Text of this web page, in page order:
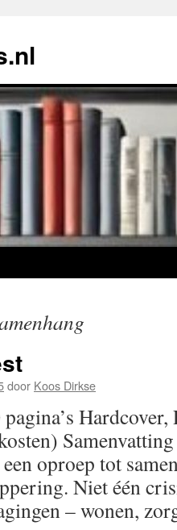
door Koos Dirkse
oproep tot
Niet één
– wonen,